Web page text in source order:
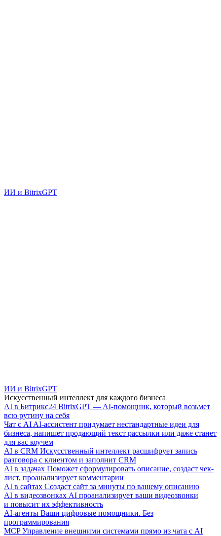
ИИ и BitrixGPT
ИИ и BitrixGPT
Искусственный интеллект для каждого бизнеса
AI в Битрикс24 BitrixGPT — AI-помощник, который возьмет
всю рутину на себя
Чат с AI AI-ассистент придумает нестандартные идеи для
бизнеса, напишет продающий текст рассылки или даже станет
для вас коучем
AI в CRM Искусственный интеллект расшифрует запись
разговора с клиентом и заполнит CRM
AI в задачах Поможет сформулировать описание, создаст чек-
лист, проанализирует комментарии
AI в сайтах Создаст сайт за минуты по вашему описанию
AI в видеозвонках AI проанализирует ваши видеозвонки
и повысит их эффективность
AI-агенты Ваши цифровые помощники. Без
программирования
MCP Управление внешними системами прямо из чата с AI